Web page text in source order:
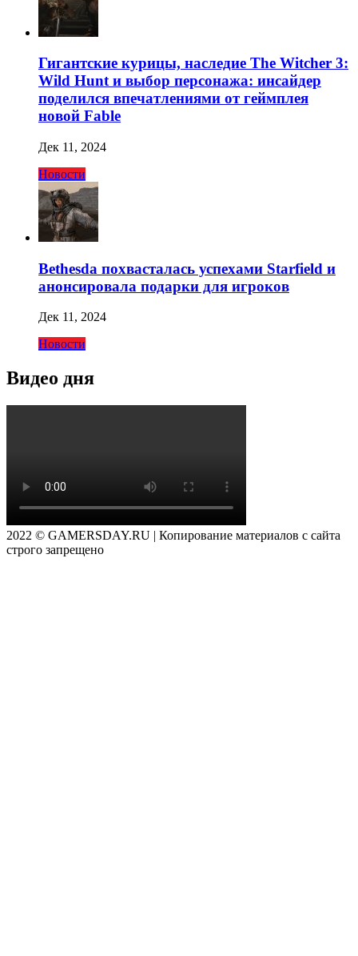
Гигантские курицы, наследие The Witcher 3:
Wild Hunt и выбор персонажа: инсайдер
поделился впечатлениями от геймплея
новой Fable
Дек 11, 2024
Новости
Bethesda похвасталась успехами Starfield и
анонсировала подарки для игроков
Дек 11, 2024
Новости
Видео дня
2022 © GAMERSDAY.RU | Копирование материалов с сайта
строго запрещено